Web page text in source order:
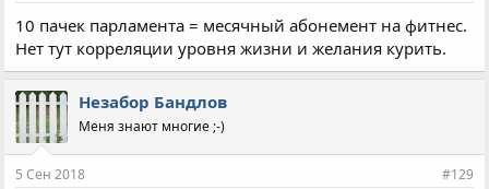
10 пачек парламента = месячный абонемент на фитнес.
Нет тут корреляции уровня жизни и желания курить.
Незабор Бандлов
Меня знают многие ;-)
5 Сен 2018 #129